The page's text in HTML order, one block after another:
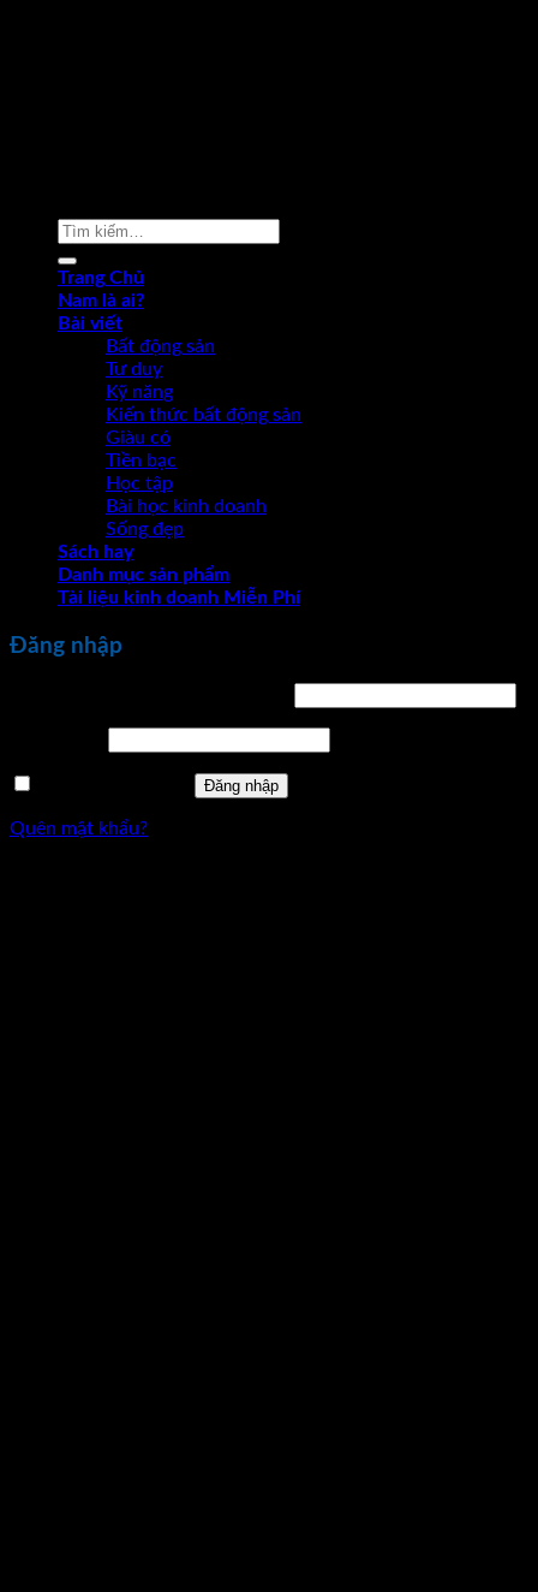
Tìm
Trang Chủ
Nam là ai?
Bài viết
Bất động sản
Tư duy
Kỹ năng
Kiến thức bất động sản
Giàu có
Tiền bạc
Học tập
Bài học kinh doanh
Sống đẹp
Sách hay
Danh mục sản phẩm
Tài liệu kinh doanh Miễn Phí
Đăng nhập
Đăng nhập
Quên mật khẩu?